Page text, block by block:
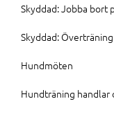
Skyddad: Jobba bort
Skyddad: Överträning
Hundmöten
Hundträning handlar